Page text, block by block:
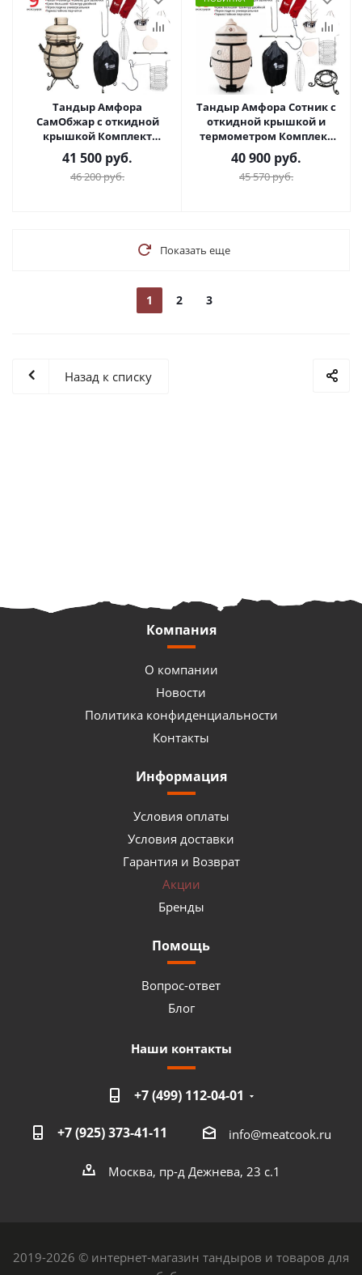
Тандыр Амфора
СамОбжар с откидной
крышкой Комплект
Гурман
41 500 руб.
46 200руб.
Тандыр Амфора Сотник с
откидной крышкой и
термометром Комплект
Гурман
40 900 руб.
45 570руб.
Показать еще
1 2 3
Назад к списку
Компания
О компании
Новости
Политика конфиденциальности
Контакты
Информация
Условия оплаты
Условия доставки
Гарантия и Возврат
Акции
Бренды
Помощь
Вопрос-ответ
Блог
Наши контакты
+7 (499) 112-04-01
+7 (925) 373-41-11 info@meatcook.ru
Москва, пр-д Дежнева, 23 с.1
2019-2026 © интернет-магазин тандыров и товаров для